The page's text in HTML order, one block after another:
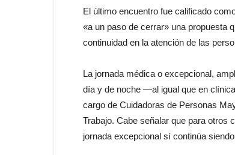
El último encuentro fue calificado
«a un paso de cerrar» una propuesta
continuidad en la atención de las
La jornada médica o excepcional,
día y de noche —al igual que en
cargo de Cuidadoras de Personas
Trabajo. Cabe señalar que para
jornada excepcional sí continúa